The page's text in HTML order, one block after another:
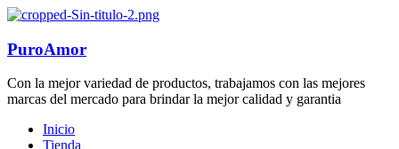
PuroAmor
Con la mejor variedad de productos, trabajamos con las mejores
marcas del mercado para brindar la mejor calidad y garantia
Inicio
Tienda